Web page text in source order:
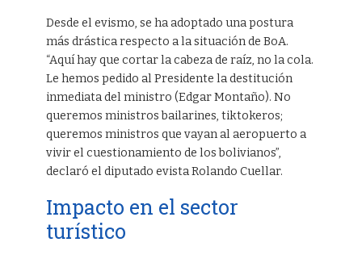
Desde el evismo, se ha adoptado una postura
más drástica respecto a la situación de BoA.
“Aquí hay que cortar la cabeza de raíz, no la cola.
Le hemos pedido al Presidente la destitución
inmediata del ministro (Edgar Montaño). No
queremos ministros bailarines, tiktokeros;
queremos ministros que vayan al aeropuerto a
vivir el cuestionamiento de los bolivianos”,
declaró el diputado evista Rolando Cuellar.
Impacto en el sector
turístico